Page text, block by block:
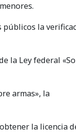
públicos la
la Ley federal
armas», la
la licencia